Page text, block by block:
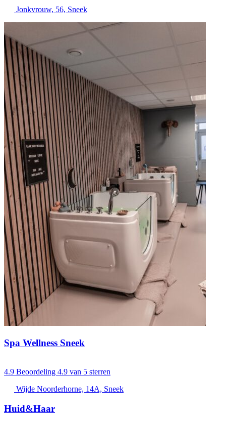
Jonkvrouw, 56, Sneek
Spa Wellness Sneek
4.9 Beoordeling 4.9 van 5 sterren
Wijde Noorderhorne, 14A, Sneek
Huid&Haar